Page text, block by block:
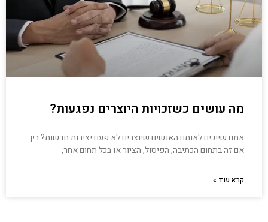
מה עושים כשזכויות היוצרים נפגעות?
אתם שייכים לאותם האנשים שיוצרים לא פעם יצירות חדשות? בין
אם זה בתחום הכתיבה, הפיסול, הציור או בכל תחום אחר,
קרא עוד »